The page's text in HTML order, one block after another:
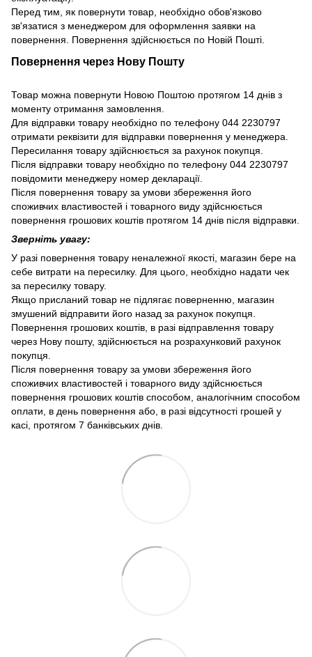
Перед тим, як повернути товар, необхідно обов'язково
зв'язатися з менеджером для оформлення заявки на
повернення. Повернення здійснюється по Новій Пошті.
Повернення через Нову Пошту
Товар можна повернути Новою Поштою протягом 14 днів з
моменту отримання замовлення.
Для відправки товару необхідно по телефону 044 2230797
отримати реквізити для відправки повернення у менеджера.
Пересилання товару здійснюється за рахунок покупця.
Після відправки товару необхідно по телефону 044 2230797
повідомити менеджеру номер декларації.
Після повернення товару за умови збереження його
споживчих властивостей і товарного виду здійснюється
повернення грошових коштів протягом 14 днів після відправки.
Зверніть увагу:
У разі повернення товару неналежної якості, магазин бере на
себе витрати на пересилку. Для цього, необхідно надати чек
за пересилку товару.
Якщо присланий товар не підлягає поверненню, магазин
змушений відправити його назад за рахунок покупця.
Повернення грошових коштів, в разі відправлення товару
через Нову пошту, здійснюється на розрахунковий рахунок
покупця.
Після повернення товару за умови збереження його
споживчих властивостей і товарного виду здійснюється
повернення грошових коштів способом, аналогічним способом
оплати, в день повернення або, в разі відсутності грошей у
касі, протягом 7 банківських днів.